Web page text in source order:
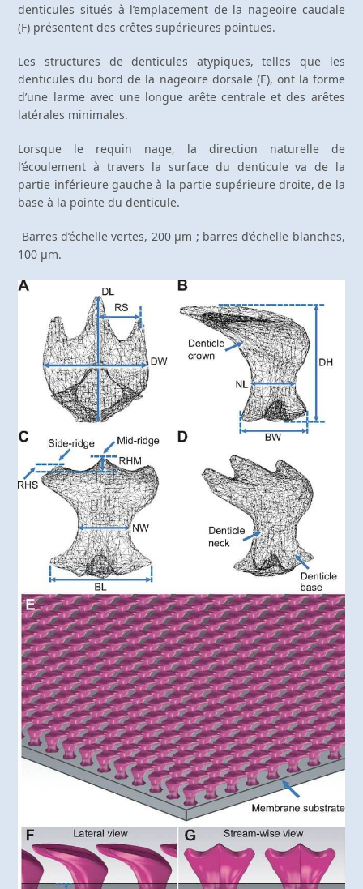
denticules situés à l’emplacement de la nageoire caudale
(F) présentent des crêtes supérieures pointues.
Les structures de denticules atypiques, telles que les
denticules du bord de la nageoire dorsale (E), ont la forme
d’une larme avec une longue arête centrale et des arêtes
latérales minimales.
Lorsque le requin nage, la direction naturelle de
l’écoulement à travers la surface du denticule va de la
partie inférieure gauche à la partie supérieure droite, de la
base à la pointe du denticule.
Barres d’échelle vertes, 200 μm ; barres d’échelle blanches,
100 μm.